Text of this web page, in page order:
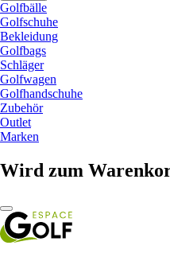
Golfbälle
Golfschuhe
Bekleidung
Golfbags
Schläger
Golfwagen
Golfhandschuhe
Zubehör
Outlet
Marken
Wird zum